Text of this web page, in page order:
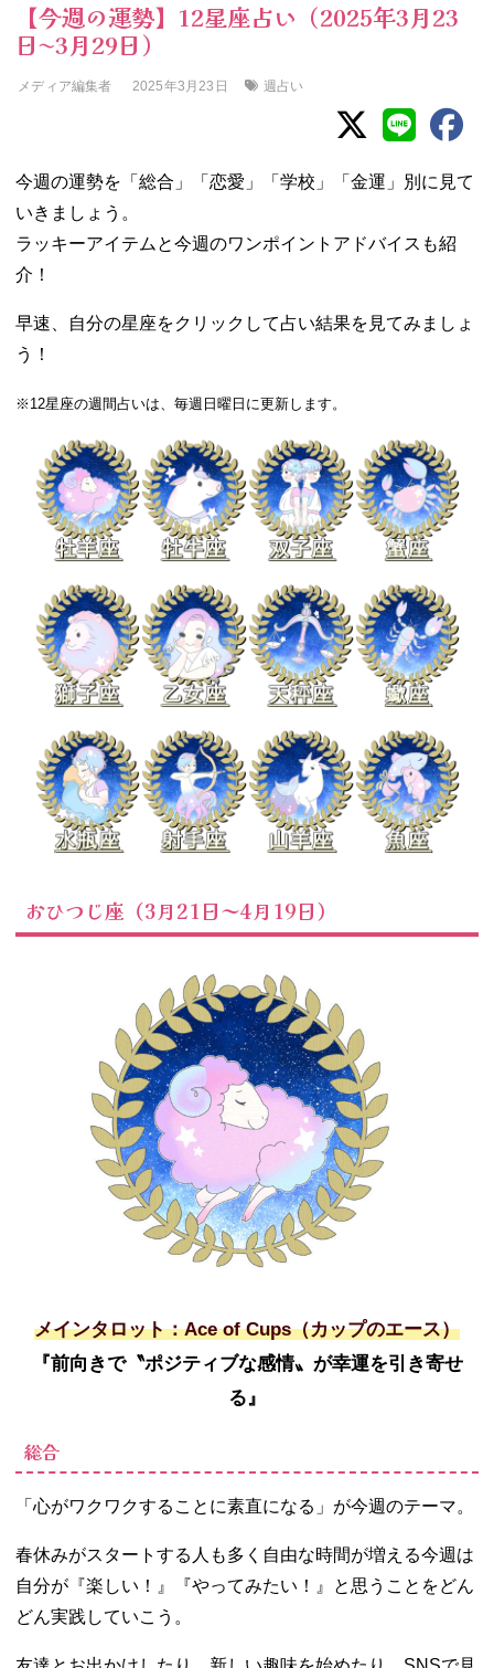
【今週の運勢】12星座占い（2025年3月23
日〜3月29日）
メディア編集者 2025年3月23日 週占い
今週の運勢を「総合」「恋愛」「学校」「金運」別に見て
いきましょう。
ラッキーアイテムと今週のワンポイントアドバイスも紹
介！
早速、自分の星座をクリックして占い結果を見てみましょ
う！
※12星座の週間占いは、毎週日曜日に更新します。
おひつじ座（3月21日～4月19日）
メインタロット：Ace of Cups（カップのエース）
『前向きで〝ポジティブな感情〟が幸運を引き寄せ
る』
総合
「心がワクワクすることに素直になる」が今週のテーマ。
春休みがスタートする人も多く自由な時間が増える今週は
自分が『楽しい！』『やってみたい！』と思うことをどん
どん実践していこう。